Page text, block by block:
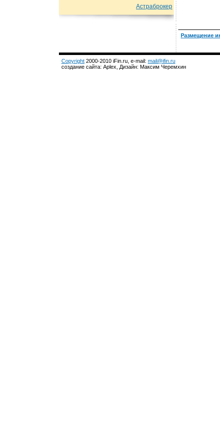
Астраброкер
Размещение
Copyright 2000-2010 iFin.ru, e-mail: mail@ifin.ru
создание сайта: Aplex, Дизайн: Максим Черемхин